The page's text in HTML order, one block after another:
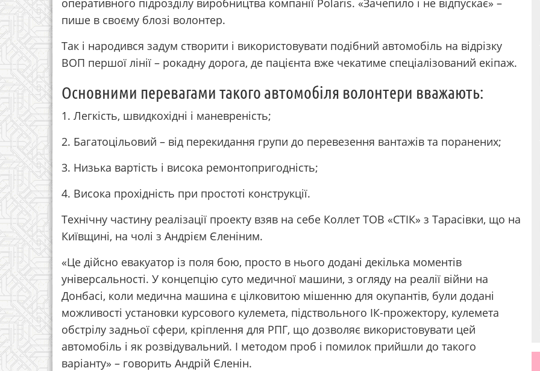
оперативного підрозділу виробництва компанії Polaris. «Зачепило і не відпускає» –
пише в своєму блозі волонтер.
Так і народився задум створити і використовувати подібний автомобіль на відрізку
ВОП першої лінії – рокадну дорога, де пацієнта вже чекатиме спеціалізований екіпаж.
Основними перевагами такого автомобіля волонтери вважають:
1. Легкість, швидкохідні і маневреність;
2. Багатоцільовий – від перекидання групи до перевезення вантажів та поранених;
3. Низька вартість і висока ремонтопригодність;
4. Висока прохідність при простоті конструкції.
Технічну частину реалізації проекту взяв на себе Коллет ТОВ «СТІК» з Тарасівки, що на
Київщині, на чолі з Андрієм Єленіним.
«Це дійсно евакуатор із поля бою, просто в нього додані декілька моментів
універсальності. У концепцію суто медичної машини, з огляду на реалії війни на
Донбасі, коли медична машина є цілковитою мішенню для окупантів, були додані
можливості установки курсового кулемета, підствольного ІК-прожектору, кулемета
обстрілу задньої сфери, кріплення для РПГ, що дозволяє використовувати цей
автомобіль і як розвідувальний. І методом проб і помилок прийшли до такого
варіанту» – говорить Андрій Єленін.